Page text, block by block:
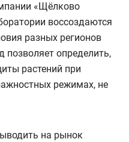
«Щёлково
воссоздаются
разных регионов
позволяет определить,
растений при
режимах, не
на рынок